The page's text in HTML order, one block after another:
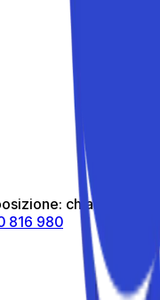
chiamaci
816 980